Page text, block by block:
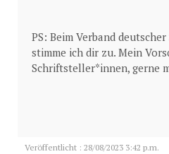
PS: Beim Verband
stimme ich dir zu. Mein
Schriftsteller*innen, gerne
Veröffentlicht : 28/08/2023 3:42 p.m.